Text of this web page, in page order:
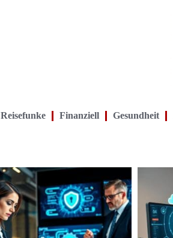
Reisefunke Finanziell Gesundheit